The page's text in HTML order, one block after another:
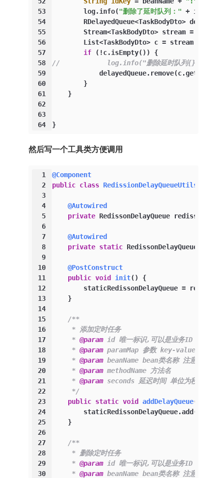
53
54
55
56
57
58
59
60
61
62
63
64
        log.info(
"删除了延时队列：" +
RDelayedQueue<TaskBodyDto>
Stream<TaskBodyDto> stream =
List<TaskBodyDto> c =
if (!c.isEmpty()) {
//            log.info("删除延时队列{}", c);
            delayedQueue.remove(c.get(
        }
    }
}
然后写一个工具类方便调用
1
2
3
4
5
6
7
8
9
10
11
12
13
14
15
16
17
18
19
20
21
22
23
24
25
26
27
28
29
30
@Component
public class RedissionDelayQueueUtils
@Autowired
private RedissonDelayQueue
@Autowired
private static RedissonDelayQueue
@PostConstruct
public void init()
{
staticRedissonDelayQueue =
    }
/**
     * 添加定时任务
     *
@param id 唯一标识,可以是业务ID
     *
@param paramMap 参数 key-value
     *
@param beanName bean类名称 注意类名需
     *
@param methodName 方法名
     *
@param seconds 延迟时间 单位为秒
     */
public static void addDelayQueue
staticRedissonDelayQueue.add(id,
    }
/**
     * 删除定时任务
     *
@param id 唯一标识,可以是业务ID
     *
@param beanName bean类名称 注意类名需